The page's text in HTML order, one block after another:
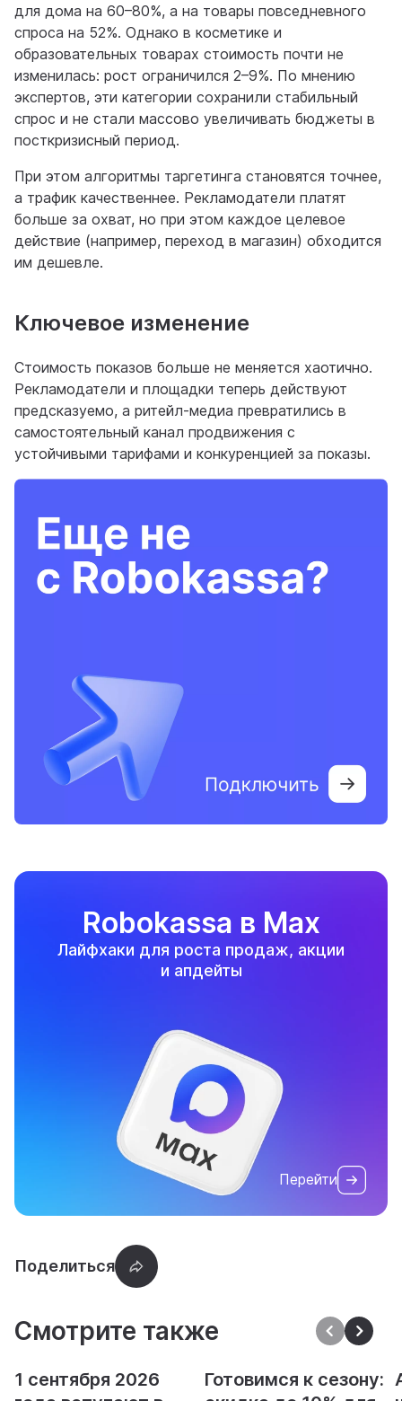
для дома на 60–80%, а на товары повседневного
спроса на 52%. Однако в косметике и
образовательных товарах стоимость почти не
изменилась: рост ограничился 2–9%. По мнению
экспертов, эти категории сохранили стабильный
спрос и не стали массово увеличивать бюджеты в
посткризисный период.
При этом алгоритмы таргетинга становятся точнее,
а трафик качественнее. Рекламодатели платят
больше за охват, но при этом каждое целевое
действие (например, переход в магазин) обходится
им дешевле.
Ключевое изменение
Стоимость показов больше не меняется хаотично.
Рекламодатели и площадки теперь действуют
предсказуемо, а ритейл-медиа превратились в
самостоятельный канал продвижения с
устойчивыми тарифами и конкуренцией за показы.
Robokassa в Max
Лайфхаки для роста продаж, акции
и апдейты
Перейти
Смотрите также
1 сентября 2026
Готовимся к сезону: